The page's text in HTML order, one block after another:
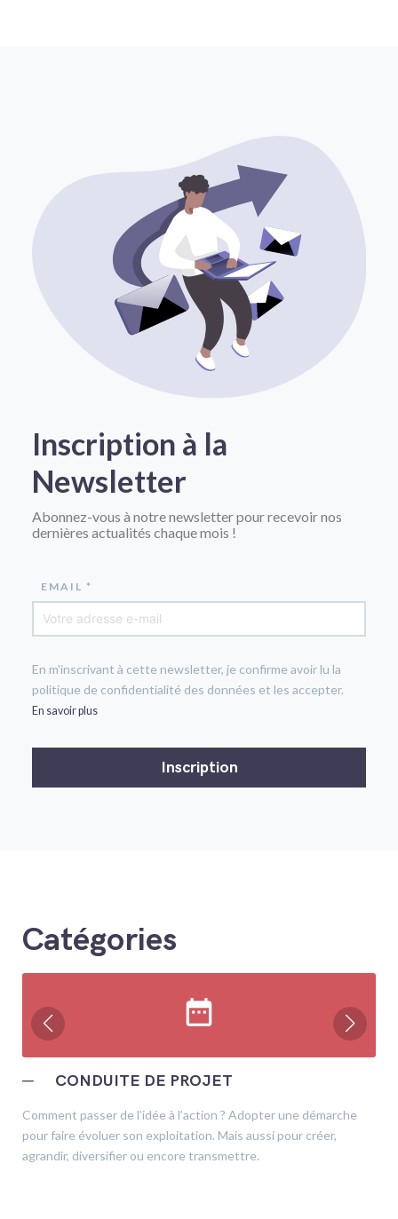
Inscription à la
Newsletter
Abonnez-vous à notre newsletter pour recevoir nos
dernières actualités chaque mois !
EMAIL *
En m'inscrivant à cette newsletter, je confirme avoir lu la
politique de confidentialité des données et les accepter.
En savoir plus
Catégories
date_range
─ CONDUITE DE PROJET
Comment passer de l’idée à l’action ? Adopter une démarche
pour faire évoluer son exploitation. Mais aussi pour créer,
agrandir, diversifier ou encore transmettre.